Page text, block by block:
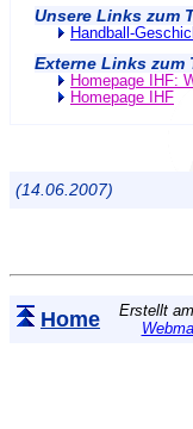
Unsere Links zum
Handball-
Externe Links zum
Homepage IHF:
Homepage IHF
(14.06.2007)
Home
Erstellt